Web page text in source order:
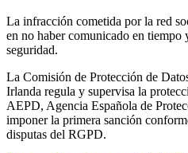
La infracción cometida por la red
en no haber comunicado en tiempo
seguridad.
La Comisión de Protección de
Irlanda regula y supervisa la
AEPD, Agencia Española de
imponer la primera sanción
disputas del RGPD.